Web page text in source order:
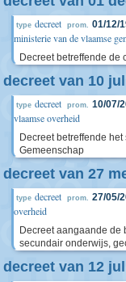
type decreet prom. 01/12/
ministerie van de vlaamse
Decreet betreffende
decreet van 10
type decreet prom. 10/07/
vlaamse overheid
Decreet betreffende
Gemeenschap
decreet van 27
type decreet prom. 27/05/
overheid
Decreet aangaande de
secundair onderwijs,
decreet van 12